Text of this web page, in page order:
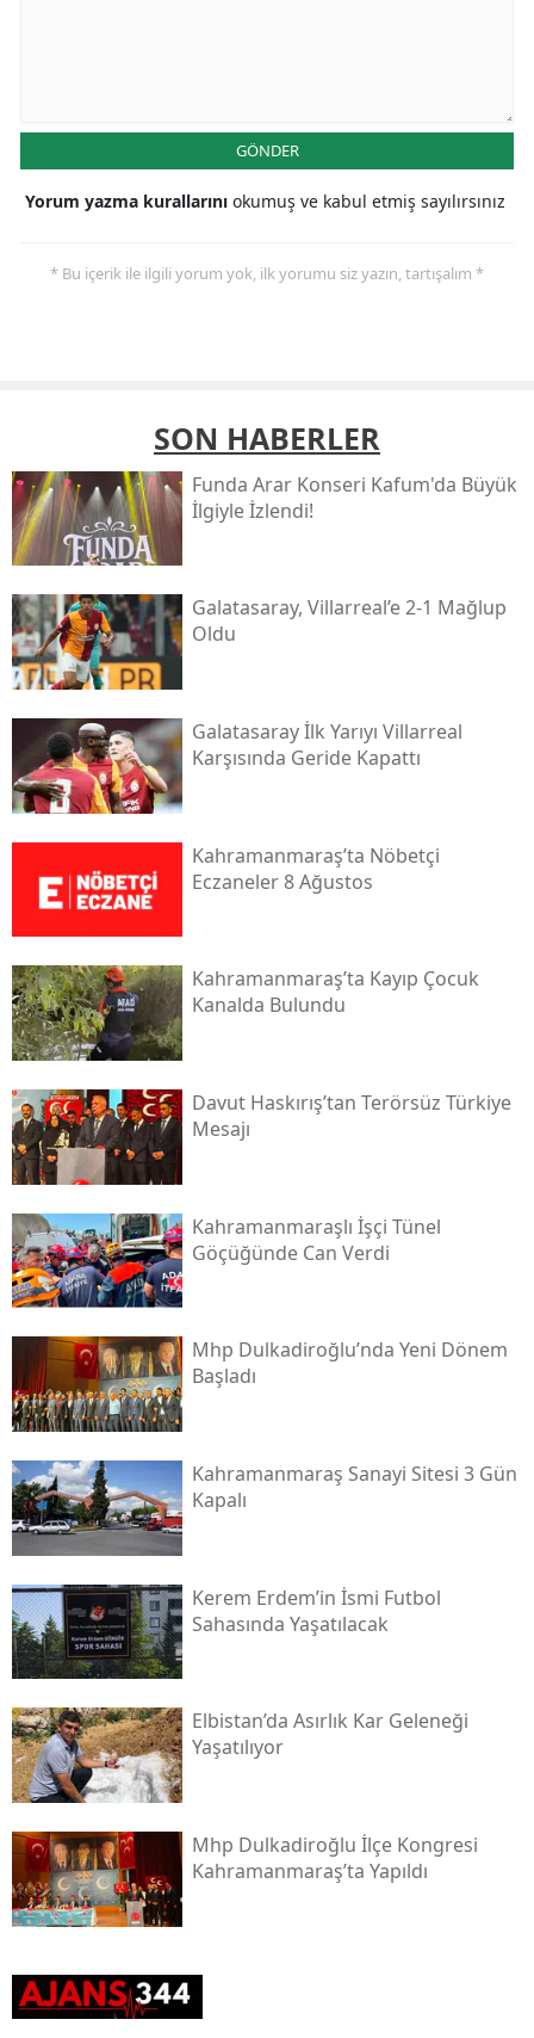
GÖNDER
Yorum yazma kurallarını okumuş ve kabul etmiş sayılırsınız
* Bu içerik ile ilgili yorum yok, ilk yorumu siz yazın, tartışalım *
SON HABERLER
Funda Arar Konseri Kafum'da Büyük
İlgiyle İzlendi!
Galatasaray, Villarreal’e 2-1 Mağlup
Oldu
Galatasaray İlk Yarıyı Villarreal
Karşısında Geride Kapattı
Kahramanmaraş’ta Nöbetçi
Eczaneler 8 Ağustos
Kahramanmaraş’ta Kayıp Çocuk
Kanalda Bulundu
Davut Haskırış’tan Terörsüz Türkiye
Mesajı
Kahramanmaraşlı İşçi Tünel
Göçüğünde Can Verdi
Mhp Dulkadiroğlu’nda Yeni Dönem
Başladı
Kahramanmaraş Sanayi Sitesi 3 Gün
Kapalı
Kerem Erdem’in İsmi Futbol
Sahasında Yaşatılacak
Elbistan’da Asırlık Kar Geleneği
Yaşatılıyor
Mhp Dulkadiroğlu İlçe Kongresi
Kahramanmaraş’ta Yapıldı